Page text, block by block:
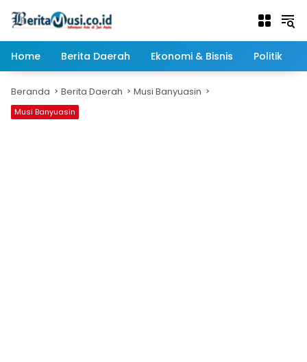
Home
Berita Daerah Ekonomi & Bisnis Politik
Beranda Berita Daerah Musi Banyuasin
Musi Banyuasin